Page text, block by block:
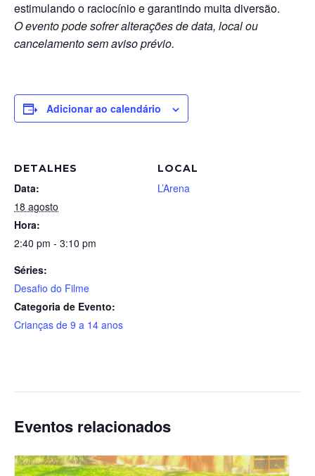
estimulando o raciocínio e garantindo muita diversão.
O evento pode sofrer alterações de data, local ou
cancelamento sem aviso prévio.
Adicionar ao calendário
DETALHES
Data:
18 agosto
Hora:
2:40 pm - 3:10 pm
Séries:
Desafio do Filme
Categoria de Evento:
Crianças de 9 a 14 anos
LOCAL
L’Arena
Eventos relacionados